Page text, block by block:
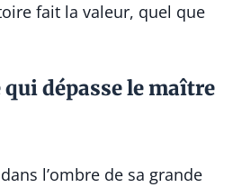
fait la valeur, quel que
qui dépasse le maître
l’ombre de sa grande